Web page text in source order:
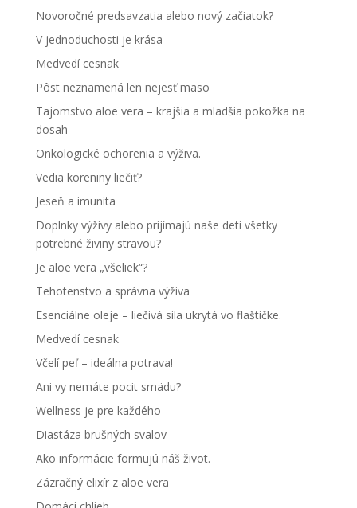
Novoročné predsavzatia alebo nový začiatok?
V jednoduchosti je krása
Medvedí cesnak
Pôst neznamená len nejesť mäso
Tajomstvo aloe vera – krajšia a mladšia pokožka na
dosah
Onkologické ochorenia a výživa.
Vedia koreniny liečiť?
Jeseň a imunita
Doplnky výživy alebo prijímajú naše deti všetky
potrebné živiny stravou?
Je aloe vera „všeliek“?
Tehotenstvo a správna výživa
Esenciálne oleje – liečivá sila ukrytá vo flaštičke.
Medvedí cesnak
Včelí peľ – ideálna potrava!
Ani vy nemáte pocit smädu?
Wellness je pre každého
Diastáza brušných svalov
Ako informácie formujú náš život.
Zázračný elixír z aloe vera